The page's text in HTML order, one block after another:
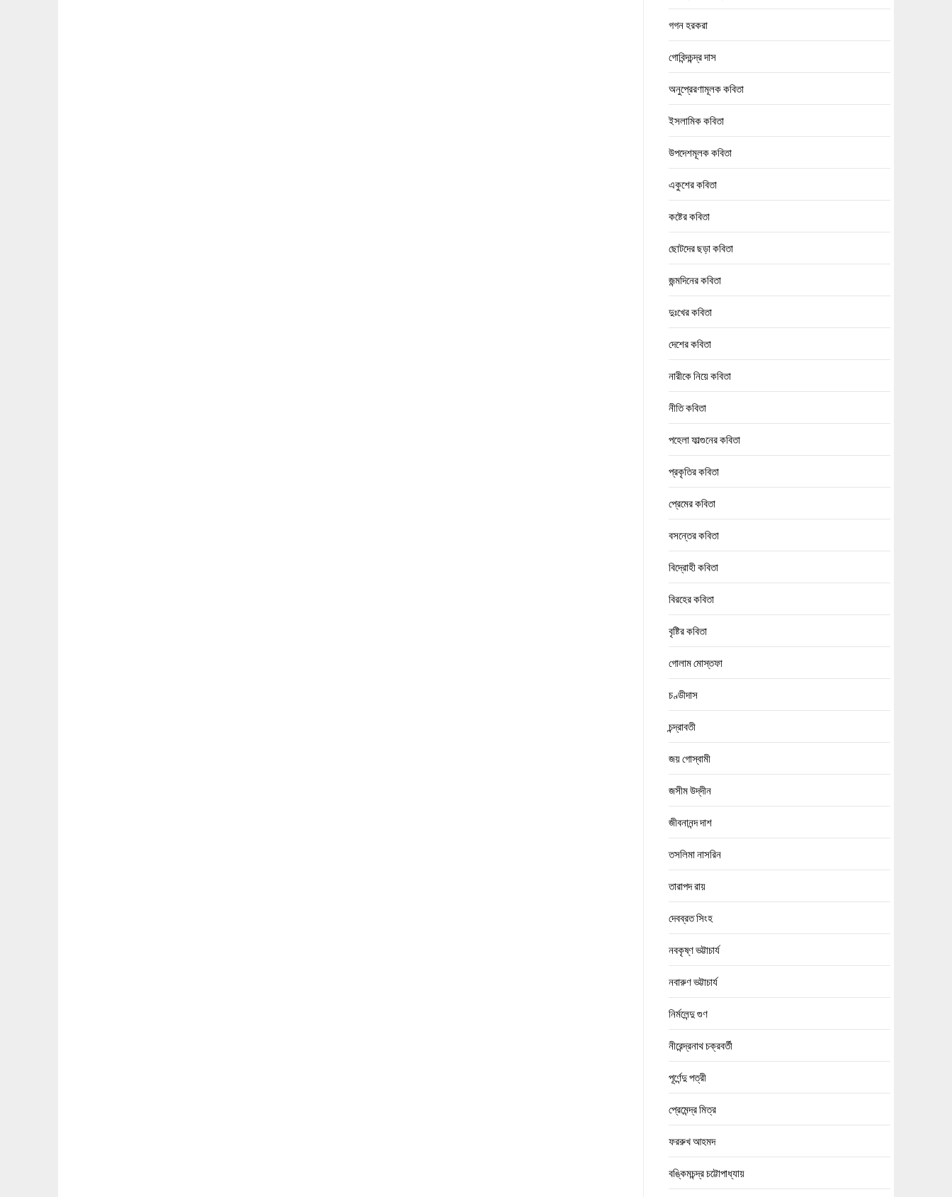
গগন হরকরা
গোবিন্দচন্দ্র দাস
অনুপ্রেরণামূলক কবিতা
ইসলামিক কবিতা
উপদেশমূলক কবিতা
একুশের কবিতা
কষ্টের কবিতা
ছোটদের ছড়া কবিতা
জন্মদিনের কবিতা
দুঃখের কবিতা
দেশের কবিতা
নারীকে নিয়ে কবিতা
নীতি কবিতা
পহেলা ফাল্গুনের কবিতা
প্রকৃতির কবিতা
প্রেমের কবিতা
বসন্তের কবিতা
বিদ্রোহী কবিতা
বিরহের কবিতা
বৃষ্টির কবিতা
গোলাম মোস্তফা
চণ্ডীদাস
চন্দ্রাবতী
জয় গোস্বামী
জসীম উদ্‌দীন
জীবনানন্দ দাশ
তসলিমা নাসরিন
তারাপদ রায়
দেবব্রত সিংহ
নবকৃষ্ণ ভট্টাচার্য
নবারুণ ভট্টাচার্য
নির্মলেন্দু গুণ
নীরেন্দ্রনাথ চক্রবর্তী
পূর্ণেন্দু পত্রী
প্রেমেন্দ্র মিত্র
ফররুখ আহমদ
বঙ্কিমচন্দ্র চট্টোপাধ্যায়